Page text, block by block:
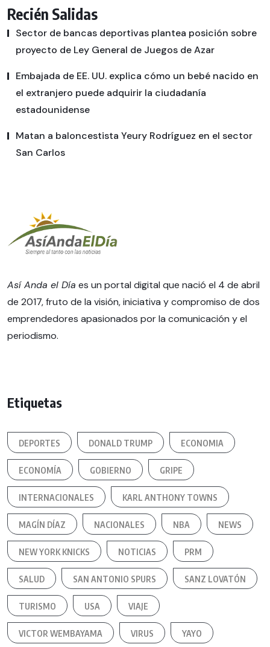
Recién Salidas
Sector de bancas deportivas plantea posición sobre
proyecto de Ley General de Juegos de Azar
Embajada de EE. UU. explica cómo un bebé nacido en
el extranjero puede adquirir la ciudadanía
estadounidense
Matan a baloncestista Yeury Rodríguez en el sector
San Carlos
Así Anda el Día es un portal digital que nació el 4 de abril
de 2017, fruto de la visión, iniciativa y compromiso de dos
emprendedores apasionados por la comunicación y el
periodismo.
Etiquetas
DEPORTES DONALD TRUMP ECONOMIA
ECONOMÍA GOBIERNO GRIPE
INTERNACIONALES KARL ANTHONY TOWNS
MAGÍN DÍAZ NACIONALES NBA NEWS
NEW YORK KNICKS NOTICIAS PRM
SALUD SAN ANTONIO SPURS SANZ LOVATÓN
TURISMO USA VIAJE
VICTOR WEMBAYAMA VIRUS YAYO